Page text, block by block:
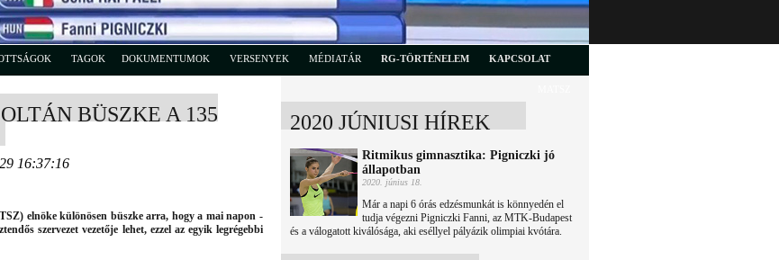
TAGOK DOKUMENTUMOK VERSENYEK MÉDIATÁR RG-TÖRTÉNELEM KAPCSOLAT
BÜSZKE A 135
16:37:16
elnöke különösen büszke arra, hogy a mai napon -
szervezet vezetője lehet, ezzel az egyik legrégebbi
2020 JÚNIUSI HÍREK
Ritmikus gimnasztika: Pigniczki jó
állapotban
2020. június 18.
Már a napi 6 órás edzésmunkát is könnyedén el
tudja végezni Pigniczki Fanni, az MTK-Budapest
és a válogatott kiválósága, aki eséllyel pályázik olimpiai kvótára.